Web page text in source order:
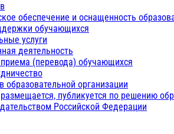
обеспечение и оснащенность
обучающихся
услуги
деятельность
(перевода) обучающихся
образовательной организации
публикуется по решению
Российской Федерации